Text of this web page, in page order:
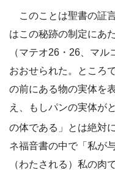
このことは聖書の証
はこの秘跡の制定にあ
（マテオ26・26、マ
おおせられた。ところ
の前にある物の実体を
え、もしパンの実体が
の体である」とは絶対
ネ福音書の中で「私が
（わたされる）私の肉